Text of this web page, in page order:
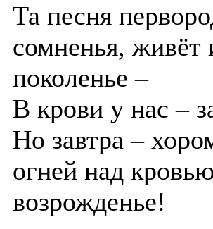
Та песня
сомненья, живёт
поколенье –
В крови у нас –
Но завтра –
огней над
возрожденье!